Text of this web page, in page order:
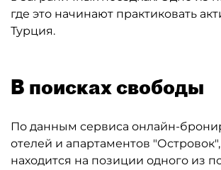
где это начинают практиковать
Турция.
В поисках свободы
По данным сервиса онлайн-
отелей и апартаментов
находится на позиции одного из